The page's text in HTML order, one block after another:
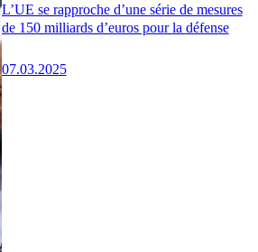
L’UE se rapproche d’une série de mesures
de 150 milliards d’euros pour la défense
07.03.2025